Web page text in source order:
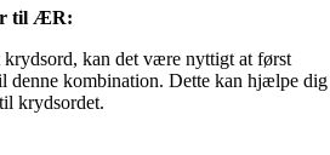
til ÆR:
kan det være nyttigt at først
denne kombination. Dette kan hjælpe dig
krydsordet.